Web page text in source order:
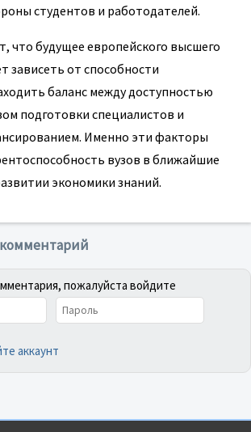
студентов и работодателей.
что будущее европейского высшего
зависеть от способности
баланс между доступностью
подготовки специалистов и
Именно эти факторы
вузов в ближайшие
экономики знаний.
пожалуйста войдите
аккаунт